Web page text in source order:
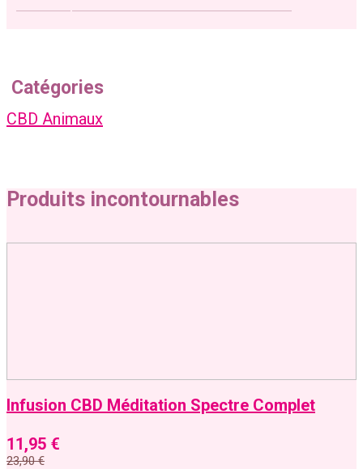
Catégories
CBD Animaux
Produits incontournables
Infusion CBD Méditation Spectre Complet
11,95 €
23,90€